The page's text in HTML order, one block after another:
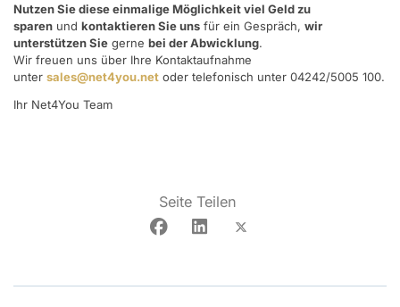
Nutzen Sie diese einmalige Möglichkeit viel Geld zu
sparen und kontaktieren Sie uns für ein Gespräch, wir
unterstützen Sie gerne bei der Abwicklung.
Wir freuen uns über Ihre Kontaktaufnahme
unter sales@net4you.net oder telefonisch unter 04242/5005 100.
Ihr Net4You Team
Seite Teilen